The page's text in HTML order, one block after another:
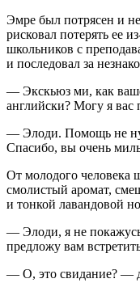
Эмре был потрясен и
рисковал потерять ее
школьников с
и последовал за
— Экскьюз ми, как
английски? Могу я вас
— Элоди. Помощь не
Спасибо, вы очень
От молодого человека
смолистый аромат,
и тонкой лавандовой
— Элоди, я не
предложу вам
— О, это свидание? —